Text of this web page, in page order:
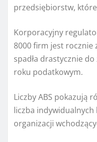
przedsiębiorstw, które
Korporacyjny
8000 firm jest rocznie
spadła drastycznie
roku podatkowym.
Liczby ABS pokazują
liczba indywidualnych
organizacji